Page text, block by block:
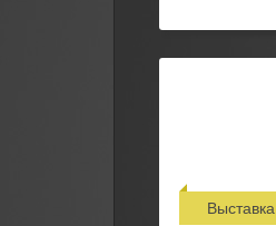
Выставка